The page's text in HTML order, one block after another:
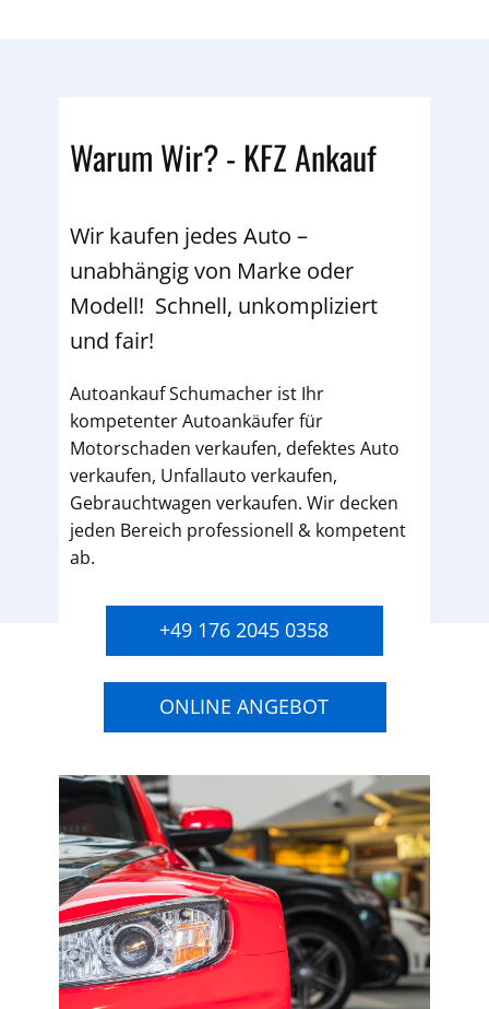
Warum Wir? - KFZ Ankauf
Wir kaufen jedes Auto –
unabhängig von Marke oder
Modell! Schnell, unkompliziert
und fair!
Autoankauf Schumacher ist Ihr
kompetenter Autoankäufer für
Motorschaden verkaufen, defektes Auto
verkaufen, Unfallauto verkaufen,
Gebrauchtwagen verkaufen. Wir decken
jeden Bereich professionell & kompetent
ab.
+49 176 2045 0358
ONLINE ANGEBOT